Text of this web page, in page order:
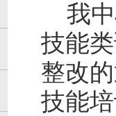
我
技能
整改
技能